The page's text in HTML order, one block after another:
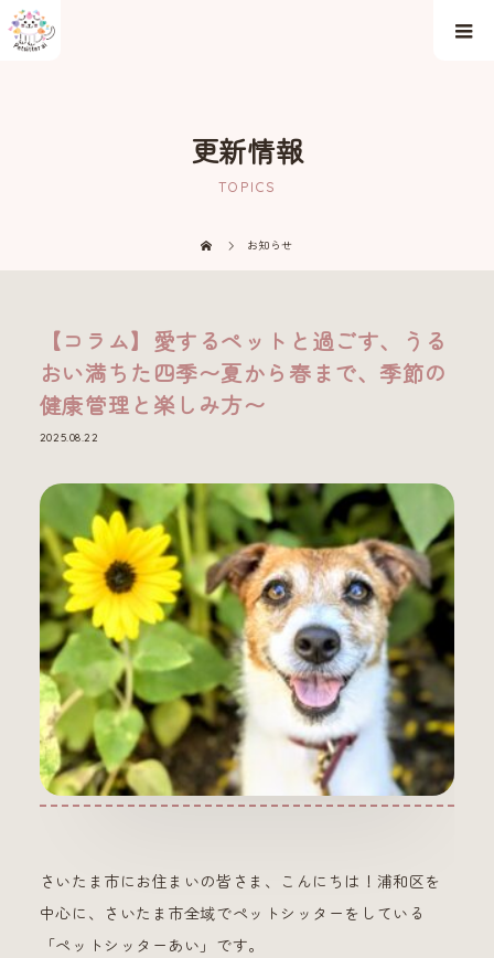
更新情報
TOPICS
お知らせ
【コラム】愛するペットと過ごす、うる
おい満ちた四季〜夏から春まで、季節の
健康管理と楽しみ方〜
2025.08.22
さいたま市にお住まいの皆さま、こんにちは！浦和区を
中心に、さいたま市全域でペットシッターをしている
「ペットシッターあい」です。